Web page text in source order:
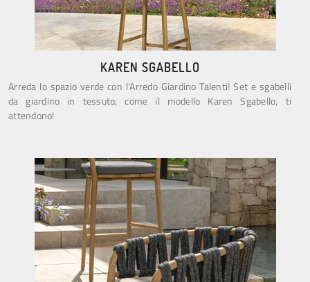
KAREN SGABELLO
Arreda lo spazio verde con l'Arredo Giardino Talenti! Set e sgabelli
da giardino in tessuto, come il modello Karen Sgabello, ti
attendono!